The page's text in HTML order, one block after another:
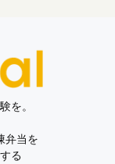
を。
弁当を
る